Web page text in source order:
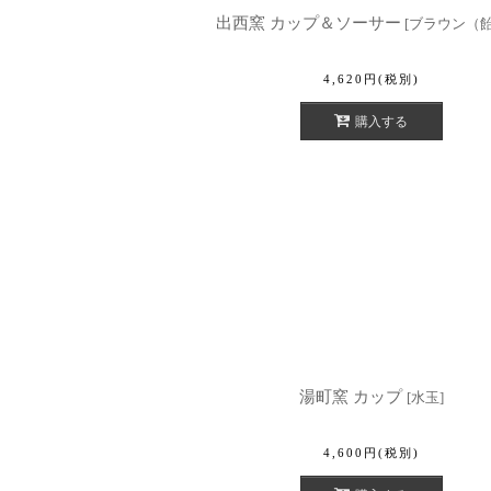
出西窯 カップ＆ソーサー [ブラウン（飴
4,620 円 (税別)
購入する
湯町窯 カップ [水玉]
4,600 円 (税別)